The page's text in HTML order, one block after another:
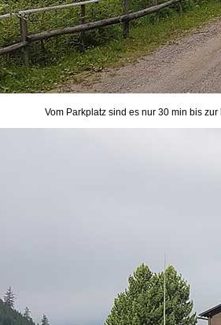
Vom Parkplatz sind es nur 30 min bis